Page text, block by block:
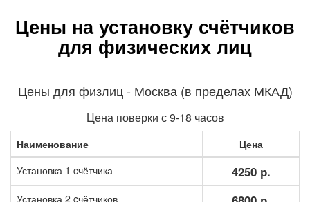
Цены на установку счётчиков
для физических лиц
Цены для физлиц - Москва (в пределах МКАД)
Цена поверки с 9-18 часов
Наименование
Цена
Установка 1 cчётчика
4250 р.
Установка 2 cчётчиков